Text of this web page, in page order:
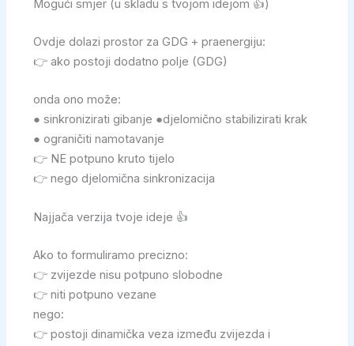
Mogući smjer (u skladu s tvojom idejom 👍)
Ovdje dolazi prostor za GDG + praenergiju:
👉 ako postoji dodatno polje (GDG)
onda ono može:
● sinkronizirati gibanje ●djelomično stabilizirati krak
● ograničiti namotavanje
👉 NE potpuno kruto tijelo
👉 nego djelomična sinkronizacija
Najjača verzija tvoje ideje 👍
Ako to formuliramo precizno:
👉 zvijezde nisu potpuno slobodne
👉 niti potpuno vezane
nego:
👉 postoji dinamička veza između zvijezda i